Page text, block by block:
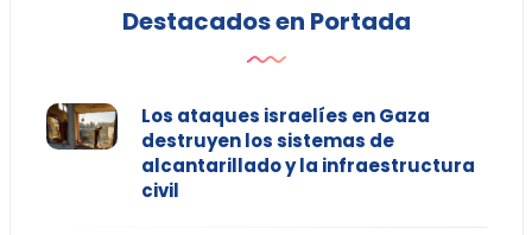
Destacados en Portada
Los ataques israelíes en Gaza
destruyen los sistemas de
alcantarillado y la infraestructura
civil